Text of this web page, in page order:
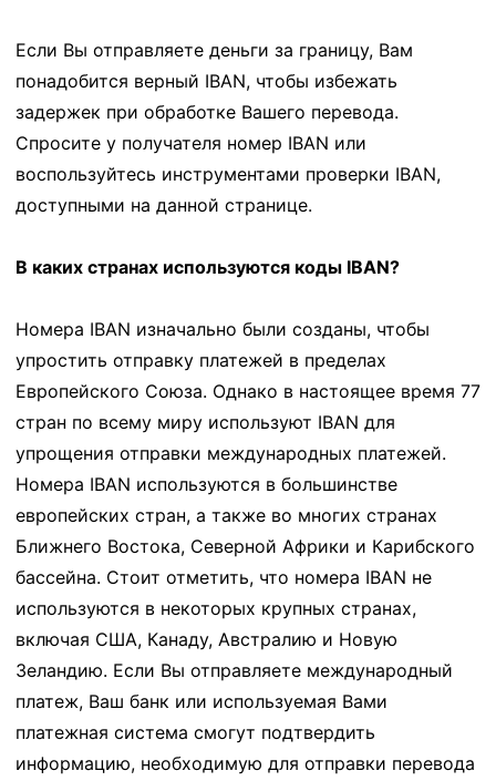
Если Вы отправляете деньги за границу, Вам
понадобится верный IBAN, чтобы избежать
задержек при обработке Вашего перевода.
Спросите у получателя номер IBAN или
воспользуйтесь инструментами проверки IBAN,
доступными на данной странице.
В каких странах используются коды IBAN?
Номера IBAN изначально были созданы, чтобы
упростить отправку платежей в пределах
Европейского Союза. Однако в настоящее время 77
стран по всему миру используют IBAN для
упрощения отправки международных платежей.
Номера IBAN используются в большинстве
европейских стран, а также во многих странах
Ближнего Востока, Северной Африки и Карибского
бассейна. Стоит отметить, что номера IBAN не
используются в некоторых крупных странах,
включая США, Канаду, Австралию и Новую
Зеландию. Если Вы отправляете международный
платеж, Ваш банк или используемая Вами
платежная система смогут подтвердить
информацию, необходимую для отправки перевода